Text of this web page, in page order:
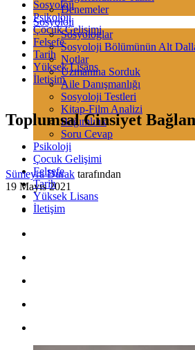
Denemeler
Sosyoloji
Sosyologlar
Sosyoloji Bölümünün Alt
Notlar
Uzmanına Sorduk
Aile Danışmanlığı
Sosyoloji Testleri
Kitap-Film Analizi
Bağımlılık
Soru Cevap
Psikoloji
Çocuk Gelişimi
Felsefe
Tarih
Yüksek Lisans
İletişim
Sosyoloji
Psikoloji
Çocuk Gelişimi
Felsefe
Tarih
Yüksek Lisans
İletişim
Toplumsal Cinsiyet
Sümeyra Durak tarafından
19 Mayıs 2021